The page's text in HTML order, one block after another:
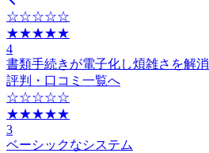
☆☆☆☆☆
★★★★★
4
書類手続きが電子化し煩雑さを解消
評判・口コミ一覧へ
☆☆☆☆☆
★★★★★
3
ベーシックなシステム